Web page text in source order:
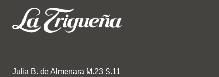
Julia B. de Almenara M.23 S.11